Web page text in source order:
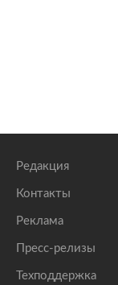
Редакция
Контакты
Реклама
Пресс-релизы
Техподдержка